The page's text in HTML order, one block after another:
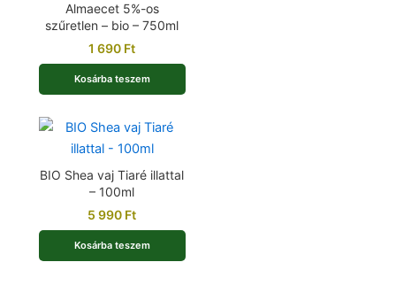
Almaecet 5%-os
szűretlen – bio – 750ml
1 690 Ft
Kosárba teszem
BIO Shea vaj Tiaré illattal
– 100ml
5 990 Ft
Kosárba teszem